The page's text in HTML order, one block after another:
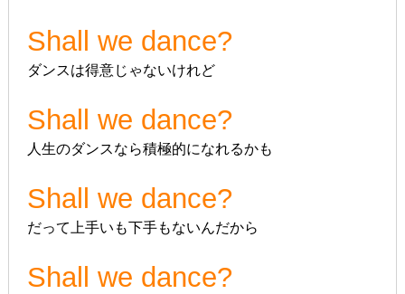
Shall we dance?
ダンスは得意じゃないけれど
Shall we dance?
人生のダンスなら積極的になれるかも
Shall we dance?
だって上手いも下手もないんだから
Shall we dance?